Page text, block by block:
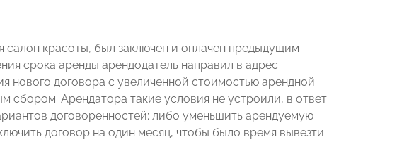
красоты, был заключен и оплачен предыдущим
срока аренды арендодатель направил в адрес
нового договора с увеличенной стоимостью арендной
сбором. Арендатора такие условия не устроили, в ответ
договоренностей: либо уменьшить арендуемую
договор на один месяц, чтобы было время вывезти